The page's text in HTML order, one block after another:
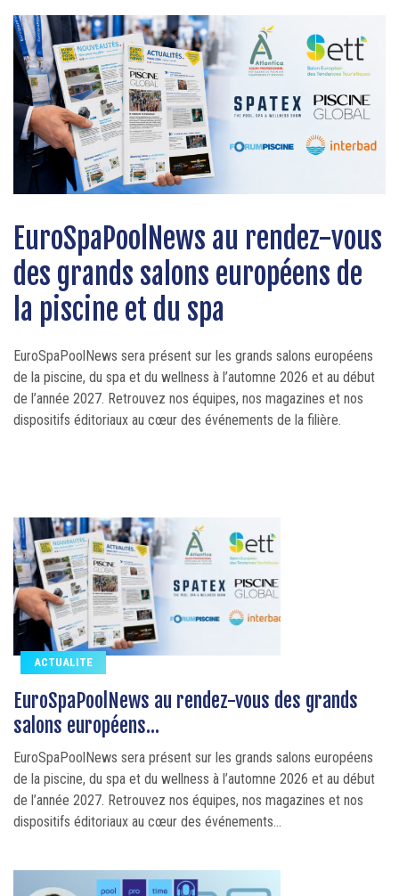
EuroSpaPoolNews au rendez-vous
des grands salons européens de
la piscine et du spa
EuroSpaPoolNews sera présent sur les grands salons européens
de la piscine, du spa et du wellness à l’automne 2026 et au début
de l’année 2027. Retrouvez nos équipes, nos magazines et nos
dispositifs éditoriaux au cœur des événements de la filière.
Episode 9 Saison 3 - Pompes à
vitesse variable : 4 pièges à
éviter
Formation 2026-2027 au Titre
Pro Piscine et sessions QUALIPAC
à l'AFPA de Béziers
ACTUALITE
EuroSpaPoolNews au rendez-vous des grands
salons européens...
EuroSpaPoolNews sera présent sur les grands salons européens
de la piscine, du spa et du wellness à l’automne 2026 et au début
de l’année 2027. Retrouvez nos équipes, nos magazines et nos
dispositifs éditoriaux au cœur des événements...